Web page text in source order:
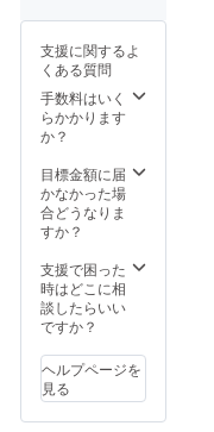
ており
ます。
載は
「文字
のみ」
の掲載
で、
「ロ
などの
掲載は
行いま
限は定
めず、
年度ご
との報
ジでの
掲載を
予定し
ており
望の方
＊ 日彫
展の会
期中
（2023.
4.19〜
に、東
京都美
術館の
展覧会
支援者
様のご
希望に
合わせ
解説・
彫刻鑑
賞ツ
アーを
めだけ
鑑賞ツ
アー
（ご希
望の方
へ） ・
彫刻鑑
賞に関
する特
別講義
（ご希
望の方
へ） ・
本会
ページ
へのお
名前掲
載（ご
支援に関するよ
くある質問
手数料はいく
らかかります
か？
目標金額に届
かなかった場
合どうなりま
すか？
支援で困った
時はどこに相
談したらいい
ですか？
ヘルプページを
見る